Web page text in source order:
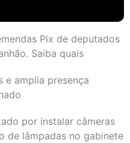
Pix de deputados
Saiba quais
e amplia presença
por instalar câmeras
de lâmpadas no gabinete